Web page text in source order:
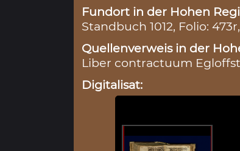
Fundort in der Hohen
Standbuch 1012, Folio:
Quellenverweis in der
Liber contractuum
Digitalisat: